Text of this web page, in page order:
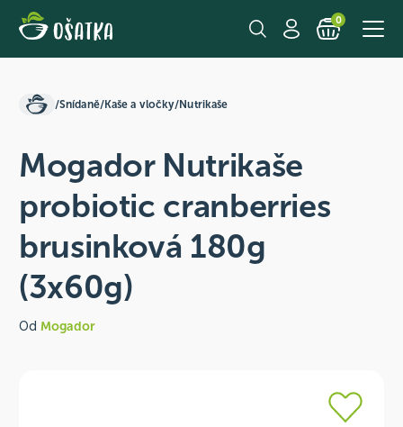
0
/Snídaně/Kaše a vločky/Nutrikaše
Mogador Nutrikaše
probiotic cranberries
brusinková 180g
(3x60g)
Od Mogador